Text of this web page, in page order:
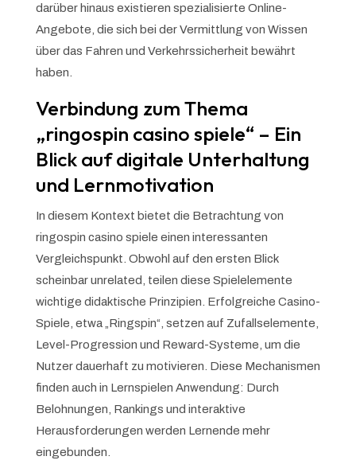
darüber hinaus existieren spezialisierte Online-
Angebote, die sich bei der Vermittlung von Wissen
über das Fahren und Verkehrssicherheit bewährt
haben.
Verbindung zum Thema
„ringospin casino spiele“ – Ein
Blick auf digitale Unterhaltung
und Lernmotivation
In diesem Kontext bietet die Betrachtung von
ringospin casino spiele einen interessanten
Vergleichspunkt. Obwohl auf den ersten Blick
scheinbar unrelated, teilen diese Spielelemente
wichtige didaktische Prinzipien. Erfolgreiche Casino-
Spiele, etwa „Ringspin“, setzen auf Zufallselemente,
Level-Progression und Reward-Systeme, um die
Nutzer dauerhaft zu motivieren. Diese Mechanismen
finden auch in Lernspielen Anwendung: Durch
Belohnungen, Rankings und interaktive
Herausforderungen werden Lernende mehr
eingebunden.